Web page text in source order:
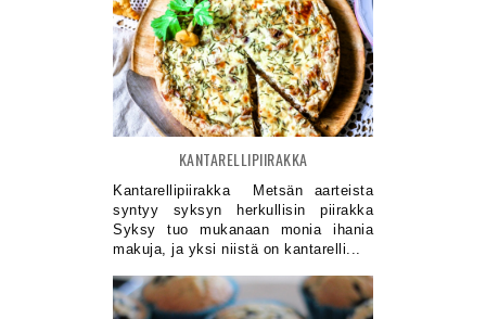
KANTARELLIPIIRAKKA
Kantarellipiirakka Metsän aarteista
syntyy syksyn herkullisin piirakka
Syksy tuo mukanaan monia ihania
makuja, ja yksi niistä on kantarelli...